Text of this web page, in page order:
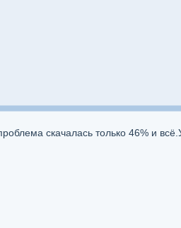
скачалась только 46% и